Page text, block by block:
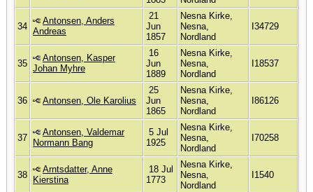
34
Antonsen, Anders
Andreas
21
Jun
1857
Nesna Kirke,
Nesna,
Nordland
I34729
35
Antonsen, Kasper
Johan Myhre
16
Jun
1889
Nesna Kirke,
Nesna,
Nordland
I18537
36 Antonsen, Ole Karolius
25
Jun
1865
Nesna Kirke,
Nesna,
Nordland
I86126
37
Antonsen, Valdemar
Normann Bang
5 Jul
1925
Nesna Kirke,
Nesna,
Nordland
I70258
38
Arntsdatter, Anne
Kierstina
18 Jul
1773
Nesna Kirke,
Nesna,
Nordland
I1540